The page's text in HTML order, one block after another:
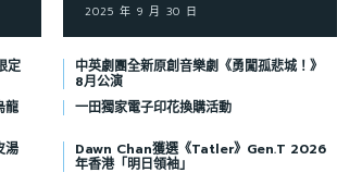
2025 年 9 月 30 日
定 中英劇團全新原創音樂劇《勇闖孤悲城！》
8月公演
龍 一田獨家電子印花換購活動
湯 Dawn Chan獲選《Tatler》Gen.T 2026
年香港「明日領袖」